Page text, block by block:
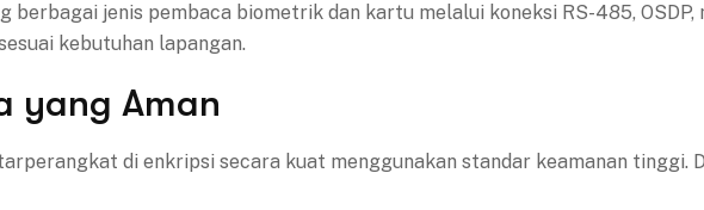
berbagai jenis pembaca biometrik dan kartu melalui koneksi RS-485,
kebutuhan lapangan.
yang Aman
di enkripsi secara kuat menggunakan standar keamanan tinggi.